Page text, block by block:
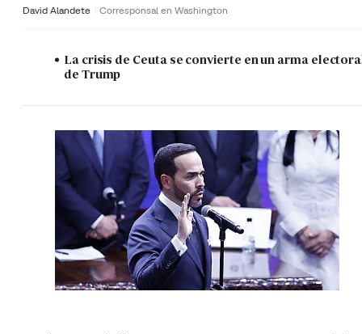
David Alandete Corresponsal en Washington
La crisis de Ceuta se convierte en un arma
de Trump